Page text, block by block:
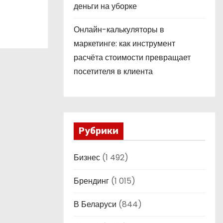
деньги на уборке
Онлайн-калькуляторы в
маркетинге: как инструмент
расчёта стоимости превращает
посетителя в клиента
Рубрики
Бизнес (1 492)
Брендинг (1 015)
В Беларуси (844)